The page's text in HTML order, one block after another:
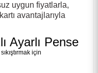
uygun fiyatlarla,
avantajlarıyla
Ayarlı Pense
için